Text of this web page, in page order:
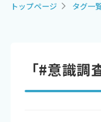
トップページ タグ一
「#意識調